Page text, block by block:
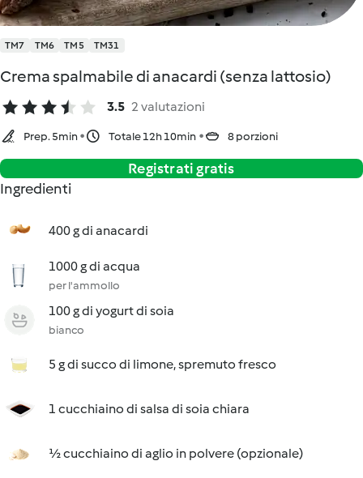
TM7 TM6 TM5 TM31
Crema spalmabile di anacardi (senza lattosio)
3.5 2 valutazioni
Prep. 5min Totale 12h 10min 8 porzioni
Registrati gratis
Ingredienti
400 g di anacardi
1000 g di acqua
per l'ammollo
100 g di yogurt di soia
bianco
5 g di succo di limone, spremuto fresco
1 cucchiaino di salsa di soia chiara
½ cucchiaino di aglio in polvere (opzionale)